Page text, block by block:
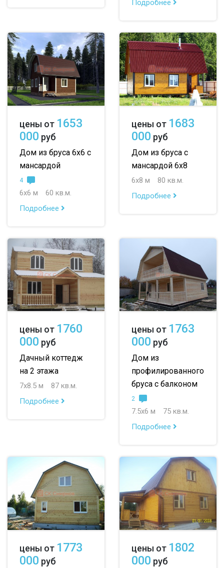
Подробнее
цены от 1653
000 руб
Дом из бруса 6х6 с
мансардой
4
6х6 м
60 кв.м.
Подробнее
цены от 1683
000 руб
Дом из бруса с
мансардой 6х8
6х8 м
80 кв.м.
Подробнее
цены от 1760
000 руб
Дачный коттедж
на 2 этажа
7х8.5 м
87 кв.м.
Подробнее
цены от 1763
000 руб
Дом из
профилированного
бруса с балконом
2
7.5х6 м
75 кв.м.
Подробнее
цены от 1773
000 руб
цены от 1802
000 руб